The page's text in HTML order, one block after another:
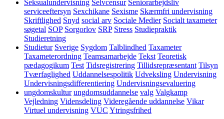
Seksualundervisning Selvcensur Seniorarbejdsliv
serviceeftersyn Sexchikane Sexisme Skærmfri undervisning
Skriftlighed Snyd social arv Sociale Medier Socialt taxameter
søgetal SOP Sorgorlov SRP Stress Studiepraktik
Studieretning
Studietur Sverige Sygdom Talblindhed Taxameter
Taxameterordning Teamsamarbejde Tekst Teoretisk
pædagogikum Test Tidsregistrering Tillidsrepræsentant Tilsyn
Tværfaglighed Uddannelsespolitik Udveksling Undervisning
Undervisningsdifferentiering Undervisningsevaluering
ungdomskultur ungdomsuddannelse valg Valgkamp
Vejledning Vidensdeling Videregående uddannelse Vikar
Virtuel undervisning VUC Ytringsfrihed